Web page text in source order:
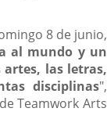
8 de junio,
al mundo y un
artes, las letras,
disciplinas",
Teamwork Arts